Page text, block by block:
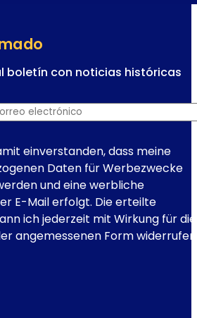
boletín con noticias históricas
correo electrónico
einverstanden, dass meine
Daten für Werbezwecke
und eine werbliche
E-Mail erfolgt. Die erteilte
ich jederzeit mit Wirkung für die
angemessenen Form